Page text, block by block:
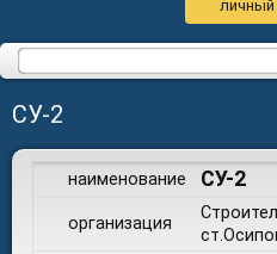
личный
СУ-2
наименование СУ-2
организация